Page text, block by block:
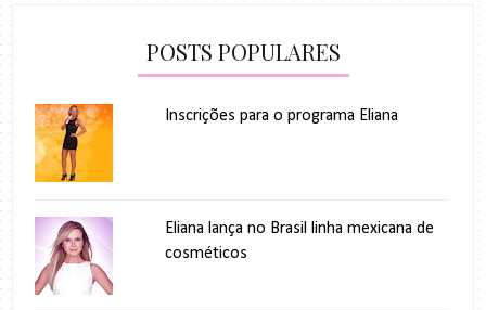
POSTS POPULARES
Inscrições para o programa Eliana
Eliana lança no Brasil linha mexicana de
cosméticos